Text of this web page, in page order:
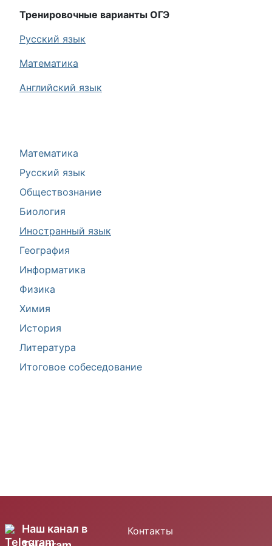
Математика
Русский язык
Обществознание
Биология
Иностранный язык
География
Информатика
Физика
Химия
История
Литература
Итоговое собеседование
Тренировочные варианты ОГЭ
Русский язык
Математика
Английский язык
Наш канал в
Контакты